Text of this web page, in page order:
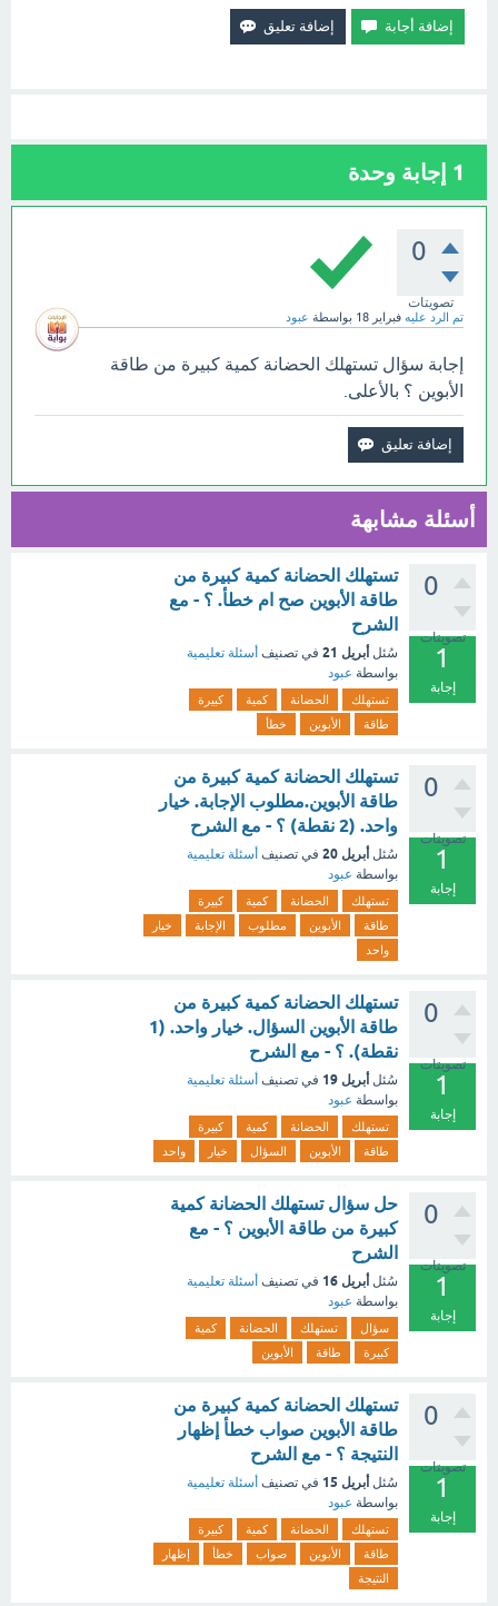
1 إجابة وحدة
0
تصويتات
تم الرد عليه فبراير 18 بواسطة عبود
إجابة سؤال تستهلك الحضانة كمية كبيرة من طاقة
الأبوين ؟ بالأعلى.
أسئلة مشابهة
0
تصويتات
1
إجابة
تستهلك الحضانة كمية كبيرة من
طاقة الأبوين صح ام خطأ. ؟ - مع
الشرح
سُئل أبريل 21 في تصنيف أسئلة تعليمية
بواسطة عبود
تستهلك الحضانة كمية
كبيرة
طاقة
الأبوين خطأ
0
تصويتات
1
إجابة
تستهلك الحضانة كمية كبيرة من
طاقة الأبوين.مطلوب الإجابة. خيار
واحد. (2 نقطة) ؟ - مع الشرح
سُئل أبريل 20 في تصنيف أسئلة تعليمية
بواسطة عبود
تستهلك الحضانة كمية
كبيرة
طاقة
الأبوين مطلوب الإجابة
خيار
واحد
0
تصويتات
1
إجابة
تستهلك الحضانة كمية كبيرة من
طاقة الأبوين السؤال. خيار واحد. (1
نقطة). ؟ - مع الشرح
سُئل أبريل 19 في تصنيف أسئلة تعليمية
بواسطة عبود
تستهلك الحضانة كمية
كبيرة
طاقة
الأبوين السؤال خيار واحد
0
تصويتات
1
إجابة
حل سؤال تستهلك الحضانة كمية
كبيرة من طاقة الأبوين ؟ - مع
الشرح
سُئل أبريل 16 في تصنيف أسئلة تعليمية
بواسطة عبود
سؤال تستهلك الحضانة
كمية
كبيرة
طاقة الأبوين
0
تصويتات
1
إجابة
تستهلك الحضانة كمية كبيرة من
طاقة الأبوين صواب خطأ إظهار
النتيجة ؟ - مع الشرح
سُئل أبريل 15 في تصنيف أسئلة تعليمية
بواسطة عبود
تستهلك الحضانة كمية
كبيرة
طاقة
الأبوين صواب خطأ
إظهار
النتيجة